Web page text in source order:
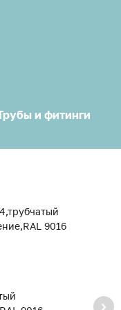
и фитинги